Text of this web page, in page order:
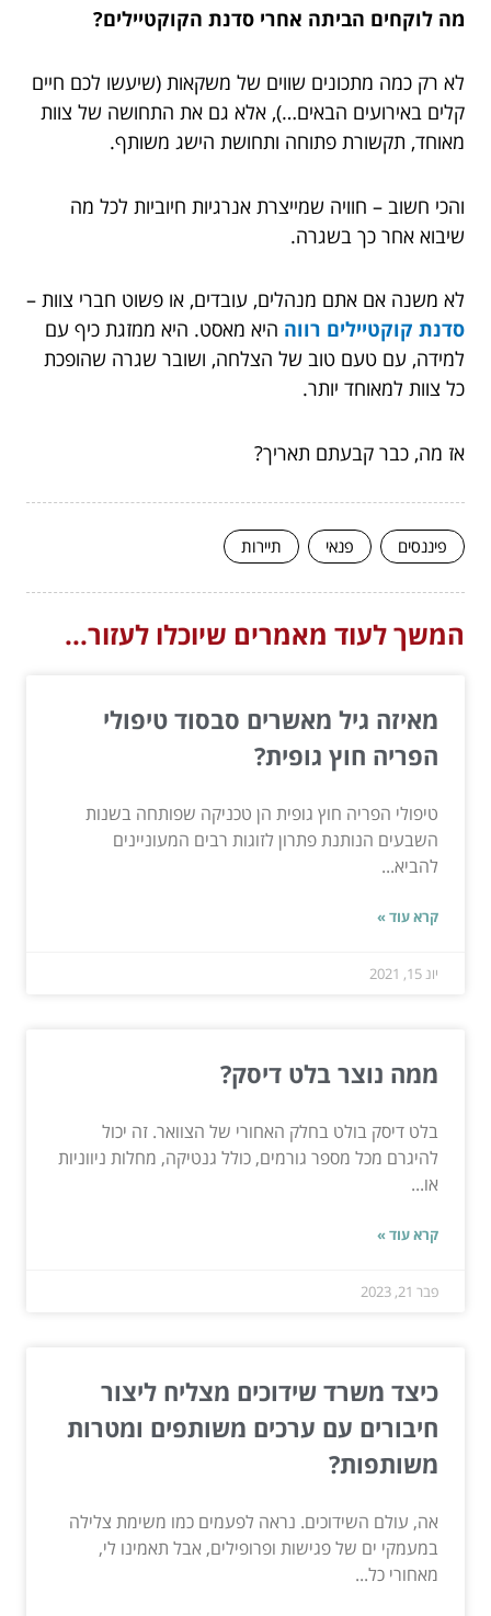
מה לוקחים הביתה אחרי סדנת הקוקטיילים?
לא רק כמה מתכונים שווים של משקאות (שיעשו לכם חיים
קלים באירועים הבאים…), אלא גם את התחושה של צוות
מאוחד, תקשורת פתוחה ותחושת הישג משותף.
והכי חשוב – חוויה שמייצרת אנרגיות חיוביות לכל מה
שיבוא אחר כך בשגרה.
לא משנה אם אתם מנהלים, עובדים, או פשוט חברי צוות –
סדנת קוקטיילים רווה היא מאסט. היא ממזגת כיף עם
למידה, עם טעם טוב של הצלחה, ושובר שגרה שהופכת
כל צוות למאוחד יותר.
אז מה, כבר קבעתם תאריך?
פיננסים פנאי תיירות
המשך לעוד מאמרים שיוכלו לעזור...
מאיזה גיל מאשרים סבסוד טיפולי
הפריה חוץ גופית?
טיפולי הפריה חוץ גופית הן טכניקה שפותחה בשנות
השבעים הנותנת פתרון לזוגות רבים המעוניינים
להביא...
קרא עוד »
יונ 15, 2021
ממה נוצר בלט דיסק?
בלט דיסק בולט בחלק האחורי של הצוואר. זה יכול
להיגרם מכל מספר גורמים, כולל גנטיקה, מחלות ניווניות
או...
קרא עוד »
פבר 21, 2023
כיצד משרד שידוכים מצליח ליצור
חיבורים עם ערכים משותפים ומטרות
משותפות?
אה, עולם השידוכים. נראה לפעמים כמו משימת צלילה
במעמקי ים של פגישות ופרופילים, אבל תאמינו לי,
מאחורי כל...